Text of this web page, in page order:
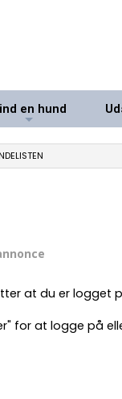
en hund
at du er logget
for at logge på